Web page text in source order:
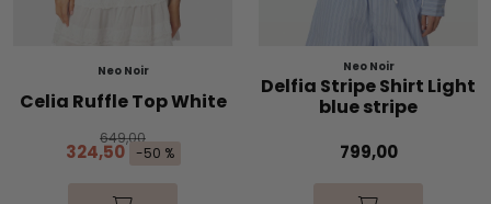
Neo Noir
Celia Ruffle Top White
649,00
324,50 -50 %
Neo Noir
Delfia Stripe Shirt Light
blue stripe
799,00